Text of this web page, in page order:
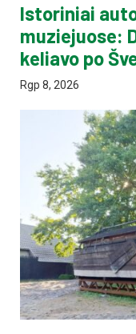
Istoriniai
muziejuose:
keliavo po
Rgp 8, 2026